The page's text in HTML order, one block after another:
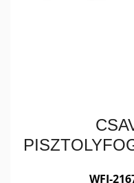
WFI-